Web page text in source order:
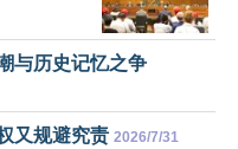
与历史记忆之争
又规避究责 2026/7/31